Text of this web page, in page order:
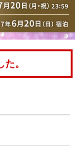
。